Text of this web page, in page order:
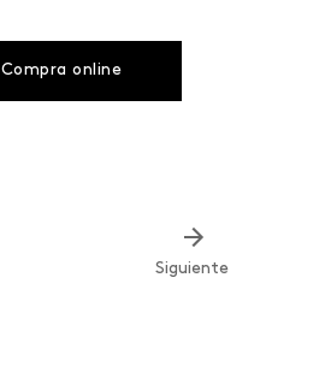
Compra online
Siguiente